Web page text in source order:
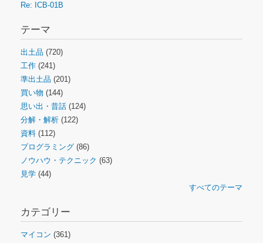
Re: ICB-01B
テーマ
出土品 (720)
工作 (241)
準出土品 (201)
買い物 (144)
思い出・昔話 (124)
分解・解析 (122)
資料 (112)
プログラミング (86)
ノウハウ・テクニック (63)
見学 (44)
すべてのテーマ
カテゴリー
マイコン (361)